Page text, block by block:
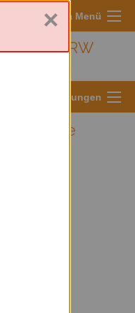
Sympa Menü
NRW
Listeneinstellungen
×